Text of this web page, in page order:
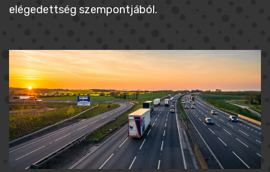
elégedettség szempontjából.